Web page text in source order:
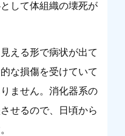
して体組織の壊死が
える形で病状が出て
な損傷を受けていて
ません。消化器系の
せるので、日頃から